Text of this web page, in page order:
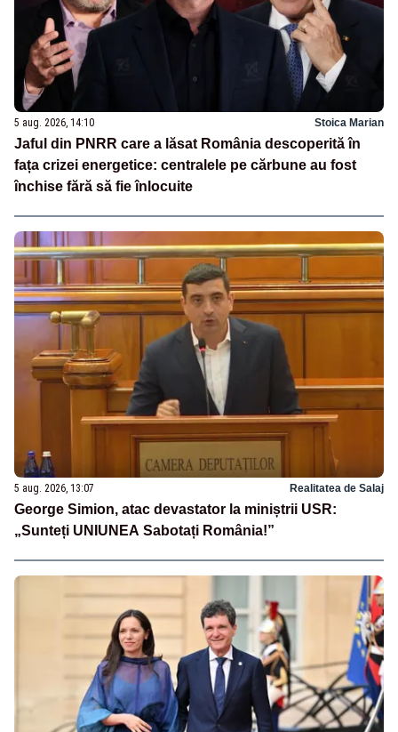
5 aug. 2026, 14:10 Stoica Marian
Jaful din PNRR care a lăsat România descoperită în
fața crizei energetice: centralele pe cărbune au fost
închise fără să fie înlocuite
5 aug. 2026, 13:07 Realitatea de Salaj
George Simion, atac devastator la miniștrii USR:
„Sunteți UNIUNEA Sabotați România!”